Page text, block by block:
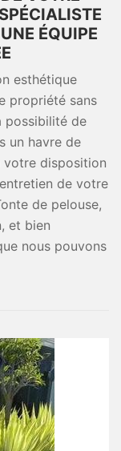
ÉQUIPE
esthétique
propriété sans
possibilité de
un havre de
votre disposition
de votre
de pelouse,
et bien
nous pouvons